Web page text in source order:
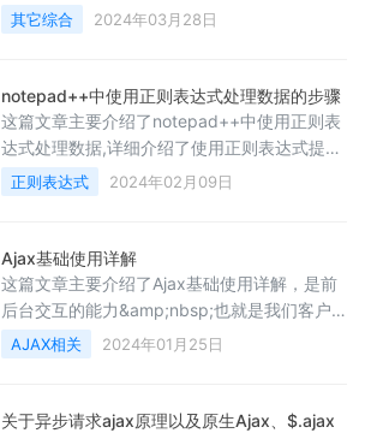
通过将该记号传回服务器要求服务器验证其
（客户端）缓存。这种机制允许缓存更有效并
Web&amp;nbsp;服务器不再需要发送完整的
响应。
其它综合 2024年03月28日
notepad++中使用正则表达式处理数据的步骤
这篇文章主要介绍了notepad++中使用正则表
达式处理数据,详细介绍了使用正则表达式提取
文本中特定行的方法，需要的朋友可以参考下
正则表达式 2024年02月09日
Ajax基础使用详解
这篇文章主要介绍了Ajax基础使用详解，是前
后台交互的能⼒&amp;nbsp;也就是我们客户
端给服务端发送消息的⼯具，以及接受响应的
⼯具，本篇就来对ajax基础进行详细讲解,需要
AJAX相关 2024年01月25日
关于异步请求ajax原理以及原生Ajax、$.ajax